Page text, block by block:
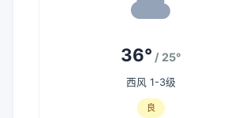
36° / 25°
西风 1-3级
良